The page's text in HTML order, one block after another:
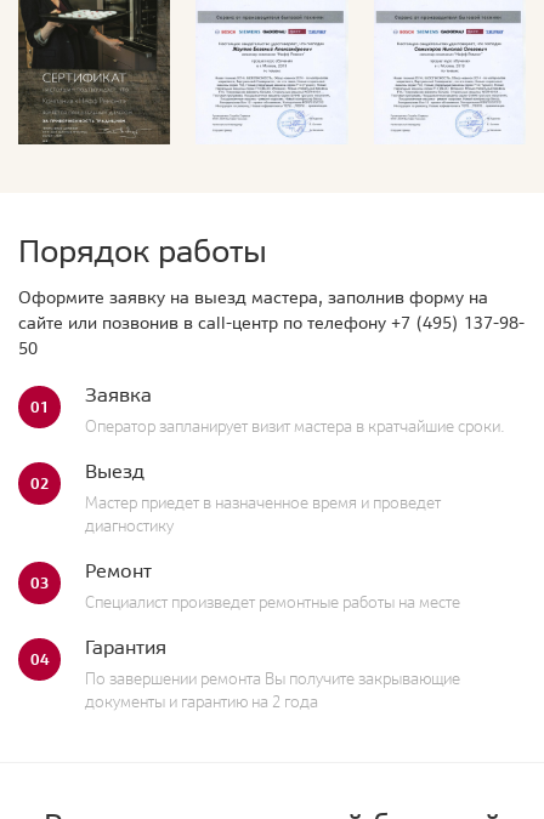
Порядок работы
Оформите заявку на выезд мастера, заполнив форму на
сайте или позвонив в call-центр по телефону +7 (495) 137-98-
50
01 Заявка
Оператор запланирует визит мастера в кратчайшие сроки.
02 Выезд
Мастер приедет в назначенное время и проведет
диагностику
03 Ремонт
Специалист произведет ремонтные работы на месте
04 Гарантия
По завершении ремонта Вы получите закрывающие
документы и гарантию на 2 года